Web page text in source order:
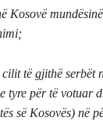
Kosovë
të gjithë serbët
tyre për të votuar
së Kosovës) në